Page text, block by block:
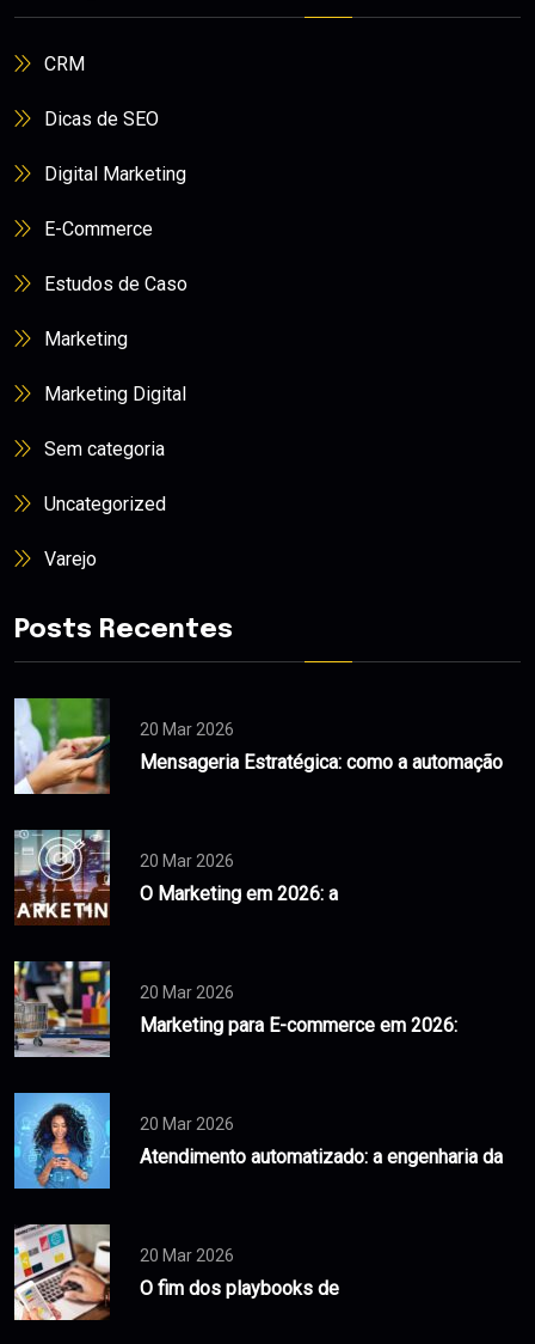
CRM
Dicas de SEO
Digital Marketing
E-Commerce
Estudos de Caso
Marketing
Marketing Digital
Sem categoria
Uncategorized
Varejo
Posts Recentes
20 Mar 2026
Mensageria Estratégica: como a automação
20 Mar 2026
O Marketing em 2026: a
20 Mar 2026
Marketing para E-commerce em 2026:
20 Mar 2026
Atendimento automatizado: a engenharia da
20 Mar 2026
O fim dos playbooks de